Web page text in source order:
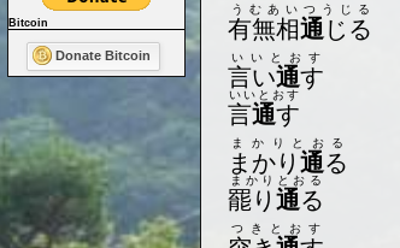
Bitcoin
Donate Bitcoin
有無相通 じる
うむあいつうじる
言い通す
いいとおす
言通す
いいとおす
まかり 通る
まかりとおる
罷り 通る
まかりとおる
つきとおす